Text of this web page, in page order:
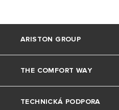
ARISTON GROUP
Kdo jsme
Skupina
THE COMFORT WAY
Triky a tipy
TECHNICKÁ PODPORA